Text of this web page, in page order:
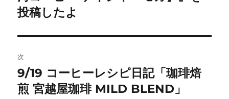
ビ
ゲ
ー
シ
投
投稿したよ
次
次
の
9/19 コーヒーレシピ日記「珈琲焙
煎 宮越屋珈琲 MILD BLEND」